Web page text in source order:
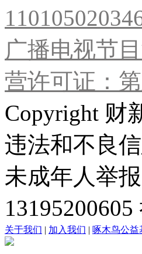
广播电视节
营许可证：
Copyright 财
违法和不良
未成年人举
关于我们 | 加入我们 | 啄木鸟公益